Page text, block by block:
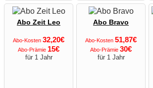
Abo Zeit Leo
Abo-Kosten 32,20€
Abo-Prämie 15€
für 1 Jahr
Abo Bravo
Abo-Kosten 51,87€
Abo-Prämie 30€
für 1 Jahr